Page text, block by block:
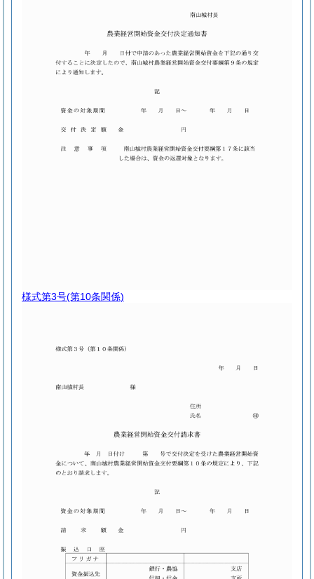
様式第3号(第10条関係)